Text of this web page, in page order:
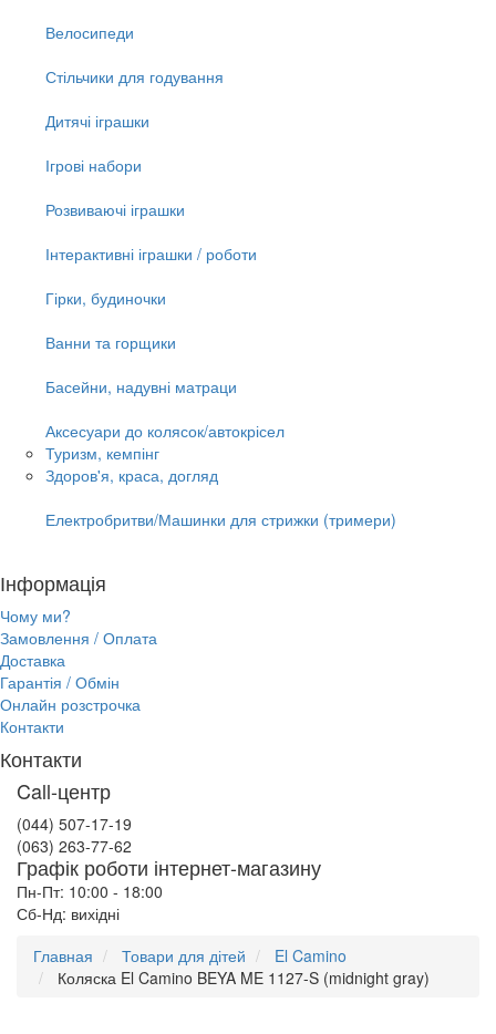
Велосипеди
Стільчики для годування
Дитячі іграшки
Ігрові набори
Розвиваючі іграшки
Інтерактивні іграшки / роботи
Гірки, будиночки
Ванни та горщики
Басейни, надувні матраци
Аксесуари до колясок/автокрісел
Туризм, кемпінг
Здоров'я, краса, догляд
Електробритви/Машинки для стрижки (тримери)
Інформація
Чому ми?
Замовлення / Оплата
Доставка
Гарантія / Обмін
Онлайн розстрочка
Контакти
Контакти
Call-центр
(044) 507-17-19
(063) 263-77-62
Графік роботи інтернет-магазину
Пн-Пт: 10:00 - 18:00
Сб-Нд: вихідні
Главная
Товари для дітей
El Camino
Коляска El Camino BEYA ME 1127-S (midnight gray)